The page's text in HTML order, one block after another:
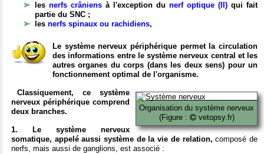
les nerfs crâniens à l'exception du nerf optique (II) qui fait
partie du SNC ;
les nerfs spinaux ou rachidiens,
Le système nerveux périphérique permet la circulation
des informations entre le système nerveux central et les
autres organes du corps (dans les deux sens) pour un
fonctionnement optimal de l'organisme.
Organisation du système nerveux
(Figure :
vetopsy.fr)
Classiquement, ce système
nerveux périphérique comprend
deux branches.
1. Le système nerveux
somatique, appelé aussi système de la vie de relation, composé de
nerfs, mais aussi de ganglions, est associé :